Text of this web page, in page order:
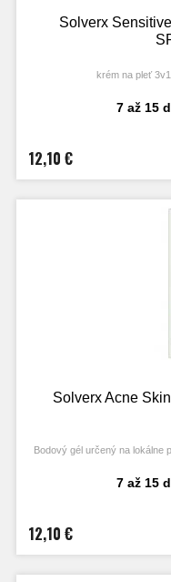
Solverx
krém na pleť
7 až 15
12,10 €
Solverx Acne
Bodový gél určený na lokálne
7 až 15
12,10 €